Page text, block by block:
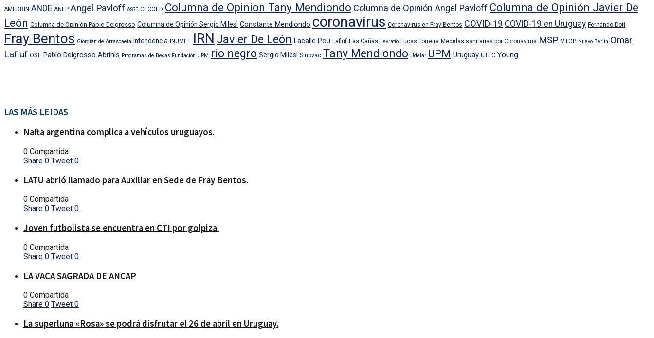
AMEDRIN ANDE ANEP Angel Pavloff ASSE CECOED Columna de Opinion Tany Mendiondo Columna de Opinión Angel Pavloff Columna de Opinión Javier De
León Columna de Opinión Pablo Delgrosso Columna de Opinión Sergio Milesi Constante Mendiondo coronavirus Coronavirus en Fray Bentos COVID-19 COVID-19 en Uruguay Fernando Doti
Fray Bentos Giorgian de Arrascaeta Intendencia INUMET IRN Javier De León Lacalle Pou Lafluf Las Cañas Levratto Lucas Torreira Medidas sanitarias por Coronavirus MSP MTOP Nuevo Berlin Omar
Lafluf OSE Pablo Delgrosso Abrinis Programas de Becas Fundación UPM rio negro Sergio Milesi Sinovac Tany Mendiondo Udelar UPM Uruguay UTEC Young
LAS MÁS LEIDAS
Nafta argentina complica a vehículos uruguayos.
0 Compartida
Share 0 Tweet 0
LATU abrió llamado para Auxiliar en Sede de Fray Bentos.
0 Compartida
Share 0 Tweet 0
Joven futbolista se encuentra en CTI por golpiza.
0 Compartida
Share 0 Tweet 0
LA VACA SAGRADA DE ANCAP
0 Compartida
Share 0 Tweet 0
La superluna «Rosa» se podrá disfrutar el 26 de abril en Uruguay.